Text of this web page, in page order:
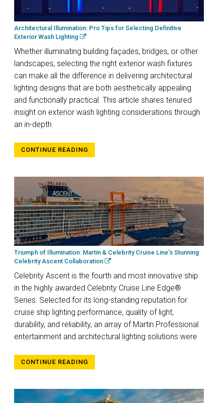
Architectural Illumination: Pro Tips for Selecting Definitive
Exterior Wash Lighting
Whether illuminating building façades, bridges, or other
landscapes, selecting the right exterior wash fixtures
can make all the difference in delivering architectural
lighting designs that are both aesthetically appealing
and functionally practical. This article shares tenured
insight on exterior wash lighting considerations through
an in-depth
CONTINUE READING
Triumph of Illumination: Martin & Celebrity Cruise Line’s Stunning
Celebrity Ascent Collaboration
Celebrity Ascent is the fourth and most innovative ship
in the highly awarded Celebrity Cruise Line Edge®
Series. Selected for its long-standing reputation for
cruise ship lighting performance, quality of light,
durability, and reliability, an array of Martin Professional
entertainment and architectural lighting solutions were
CONTINUE READING